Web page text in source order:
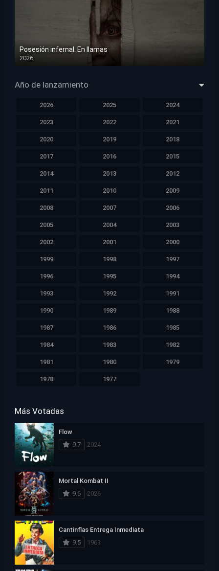
Posesión infernal. En llamas
2026
HD 1080p
Año de lanzamiento
2026 2025 2024
2023 2022 2021
2020 2019 2018
2017 2016 2015
2014 2013 2012
2011 2010 2009
2008 2007 2006
2005 2004 2003
2002 2001 2000
1999 1998 1997
1996 1995 1994
1993 1992 1991
1990 1989 1988
1987 1986 1985
1984 1983 1982
1981 1980 1979
1978 1977
Más Votadas
Flow
9.7
2024
Mortal Kombat II
9.6
2026
Cantinflas Entrega Inmediata
9.5
1963